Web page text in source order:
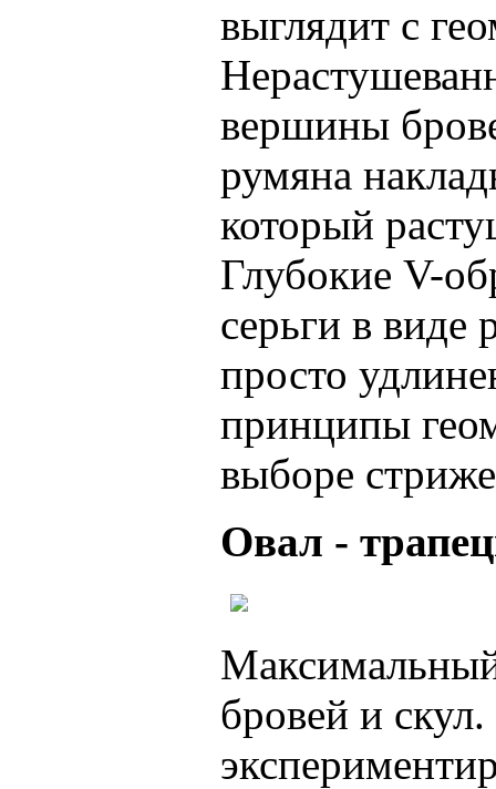
выглядит с
вершины
румяна
который
Глубокие V-
серьги в виде
просто
принципы
выборе
Овал -
бровей и